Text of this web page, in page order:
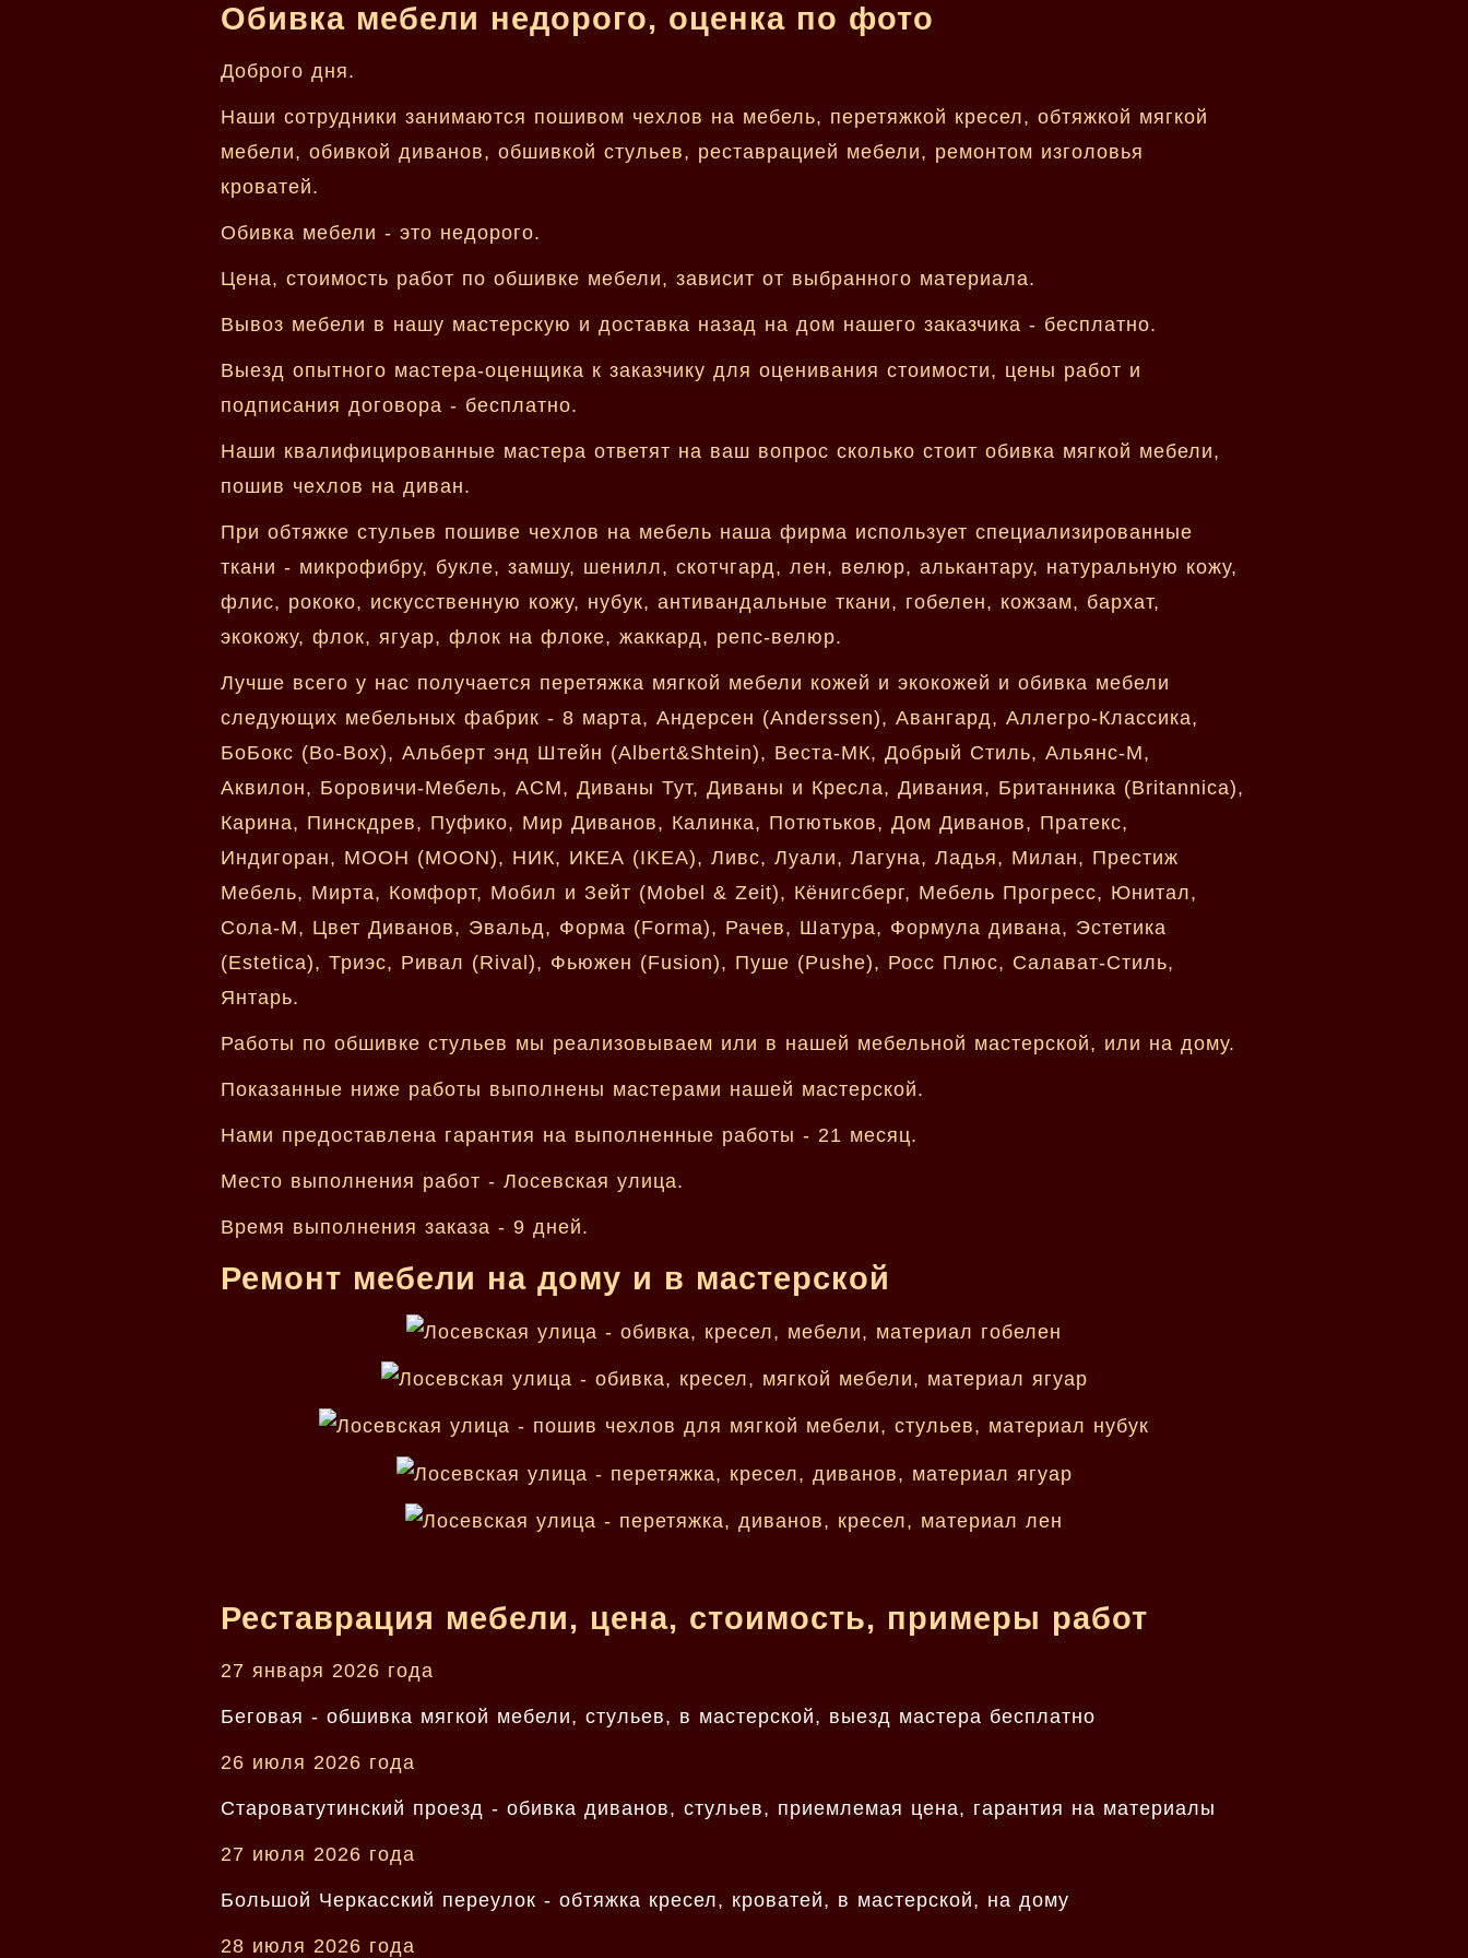
Обивка мебели недорого, оценка по фото
Доброго дня.
Наши сотрудники занимаются пошивом чехлов на мебель, перетяжкой кресел, обтяжкой мягкой
мебели, обивкой диванов, обшивкой стульев, реставрацией мебели, ремонтом изголовья
кроватей.
Обивка мебели - это недорого.
Цена, стоимость работ по обшивке мебели, зависит от выбранного материала.
Вывоз мебели в нашу мастерскую и доставка назад на дом нашего заказчика - бесплатно.
Выезд опытного мастера-оценщика к заказчику для оценивания стоимости, цены работ и
подписания договора - бесплатно.
Наши квалифицированные мастера ответят на ваш вопрос сколько стоит обивка мягкой мебели,
пошив чехлов на диван.
При обтяжке стульев пошиве чехлов на мебель наша фирма использует специализированные
ткани - микрофибру, букле, замшу, шенилл, скотчгард, лен, велюр, алькантару, натуральную кожу,
флис, рококо, искусственную кожу, нубук, антивандальные ткани, гобелен, кожзам, бархат,
экокожу, флок, ягуар, флок на флоке, жаккард, репс-велюр.
Лучше всего у нас получается перетяжка мягкой мебели кожей и экокожей и обивка мебели
следующих мебельных фабрик - 8 марта, Андерсен (Anderssen), Авангард, Аллегро-Классика,
БоБокс (Bo-Box), Альберт энд Штейн (Albert&Shtein), Веста-МК, Добрый Стиль, Альянс-М,
Аквилон, Боровичи-Мебель, АСМ, Диваны Тут, Диваны и Кресла, Дивания, Британника (Britannica),
Карина, Пинскдрев, Пуфико, Мир Диванов, Калинка, Потютьков, Дом Диванов, Пратекс,
Индигоран, МООН (MOON), НИК, ИКЕА (IKEA), Ливс, Луали, Лагуна, Ладья, Милан, Престиж
Мебель, Мирта, Комфорт, Мобил и Зейт (Mobel & Zeit), Кёнигсберг, Мебель Прогресс, Юнитал,
Сола-М, Цвет Диванов, Эвальд, Форма (Forma), Рачев, Шатура, Формула дивана, Эстетика
(Estetica), Триэс, Ривал (Rival), Фьюжен (Fusion), Пуше (Pushe), Росс Плюс, Салават-Стиль,
Янтарь.
Работы по обшивке стульев мы реализовываем или в нашей мебельной мастерской, или на дому.
Показанные ниже работы выполнены мастерами нашей мастерской.
Нами предоставлена гарантия на выполненные работы - 21 месяц.
Место выполнения работ - Лосевская улица.
Время выполнения заказа - 9 дней.
Ремонт мебели на дому и в мастерской
Реставрация мебели, цена, стоимость, примеры работ
27 января 2026 года
Беговая - обшивка мягкой мебели, стульев, в мастерской, выезд мастера бесплатно
26 июля 2026 года
Староватутинский проезд - обивка диванов, стульев, приемлемая цена, гарантия на материалы
27 июля 2026 года
Большой Черкасский переулок - обтяжка кресел, кроватей, в мастерской, на дому
28 июля 2026 года